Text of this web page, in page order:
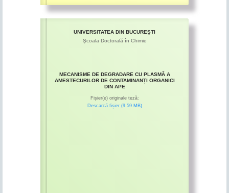
UNIVERSITATEA DIN BUCUREŞTI
Şcoala Doctorală în Chimie
MECANISME DE DEGRADARE CU PLASMĂ A
AMESTECURILOR DE CONTAMINANȚI ORGANICI
DIN APE
Fișier(e) originale teză:
Descarcă fișier (9.59 MB)